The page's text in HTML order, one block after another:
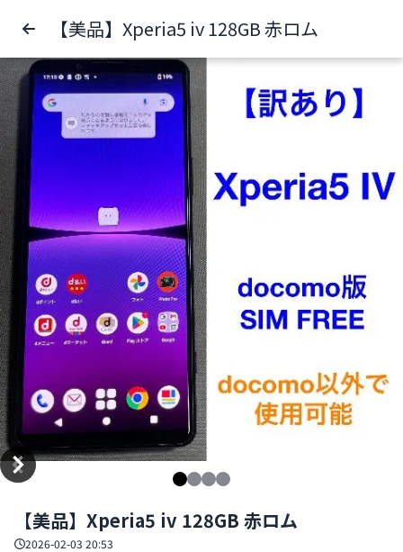
【美品】Xperia5 iv 128GB 赤ロム
【美品】Xperia5 iv 128GB 赤ロム
2026-02-03 20:53